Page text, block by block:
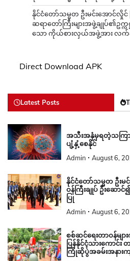
နိုင်ငံတော်သမ္မတ ဦးမင်းအောင်လှို
ဆရာတော်ကြီးများအဖွဲ့ချုပ်၏ဥက္
သော ကိုယ်စားလှယ်အဖွဲ့အား လ
Direct Download APK
Latest Posts
အသီးအနှံမှရတဲ့သကြ
ပျံ့နှံ့စေနိုင်
Admin August 6,
နိုင်ငံတော်သမ္မတ ဦး
ဝန်ကြီးချုပ် ဦးဆေ
ပြု
Admin August 6,
စစ်ဆင်ရေးတာဝန်မျ
ပြန်နိုင်ငံ့သားကောင်း
ကြိုဆိုပွဲအခမ်းအနားက